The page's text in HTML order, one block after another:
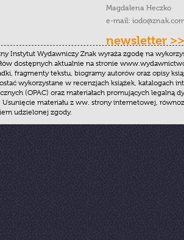
Magdalena Heczko
e-mail:
newsletter >>
Instytut Wydawniczy Znak wyraża zgodę na
dostępnych aktualnie na stronie
fragmenty tekstu, biogramy autorów oraz opisy
wykorzystane w recenzjach książek, katalogach
(OPAC) oraz materiałach promujących legalną
Usunięcie materiału z ww. strony internetowej,
udzielonej zgody.